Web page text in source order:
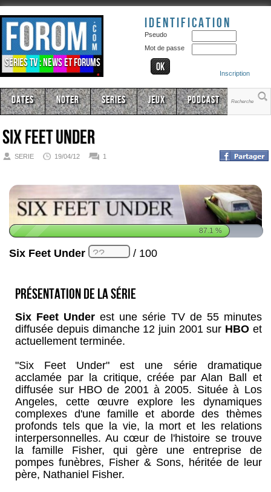
Séries TV : news et forums
Identification
Pseudo
Mot de passe
Inscription
Dates Noter Series Jeux Podcast
Six Feet Under
SERIE 19/04/12 1
87.1%
Six Feet Under / 100
Présentation de la série
Six Feet Under est une série TV de 55 minutes
diffusée depuis dimanche 12 juin 2001 sur HBOet
actuellement terminée.
"Six Feet Under" est une série dramatique
acclamée par la critique, créée par Alan Ball et
diffusée sur HBO de 2001 à 2005. Située à Los
Angeles, cette œuvre explore les dynamiques
complexes d'une famille et aborde des thèmes
profonds tels que la vie, la mort et les relations
interpersonnelles. Au cœur de l'histoire se trouve
la famille Fisher, qui gère une entreprise de
pompes funèbres, Fisher & Sons, héritée de leur
père, Nathaniel Fisher.